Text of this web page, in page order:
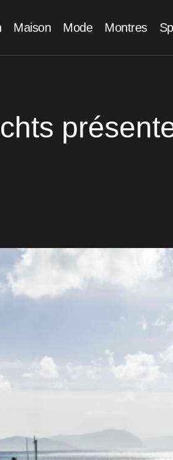
Maison Mode Montres